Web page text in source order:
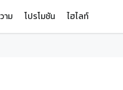
าม โปรโมชัน ไฮไลท์